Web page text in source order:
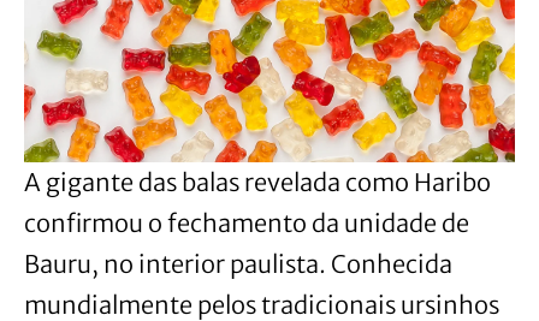
A gigante das balas revelada como Haribo
confirmou o fechamento da unidade de
Bauru, no interior paulista. Conhecida
mundialmente pelos tradicionais ursinhos